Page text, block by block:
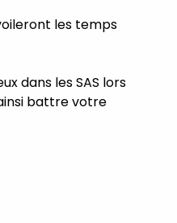
les temps
dans les SAS lors
battre votre